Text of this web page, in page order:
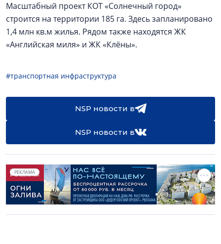
Масштабный проект КОТ «Солнечный город»
строится на территории 185 га. Здесь запланировано
1,4 млн кв.м жилья. Рядом также находятся ЖК
«Английская миля» и ЖК «Клёны».
#транспортная инфраструктура
NSP новости в
NSP новости в
РЕКЛАМА